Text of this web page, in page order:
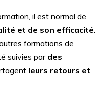
il est normal de
et de son efficacité.
formations de
suivies par des
leurs retours et